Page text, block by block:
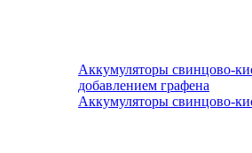
Аккумуляторы свинцово-
добавлением графена
Аккумуляторы свинцово-